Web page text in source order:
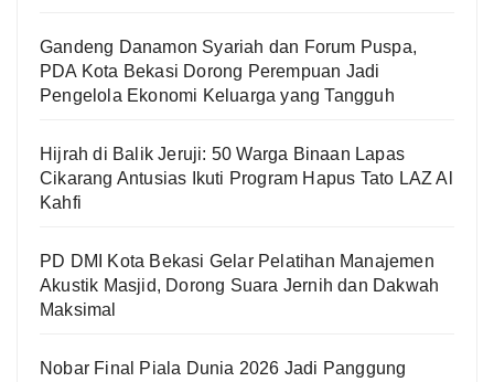
Gandeng Danamon Syariah dan Forum Puspa,
PDA Kota Bekasi Dorong Perempuan Jadi
Pengelola Ekonomi Keluarga yang Tangguh
Hijrah di Balik Jeruji: 50 Warga Binaan Lapas
Cikarang Antusias Ikuti Program Hapus Tato LAZ Al
Kahfi
PD DMI Kota Bekasi Gelar Pelatihan Manajemen
Akustik Masjid, Dorong Suara Jernih dan Dakwah
Maksimal
Nobar Final Piala Dunia 2026 Jadi Panggung